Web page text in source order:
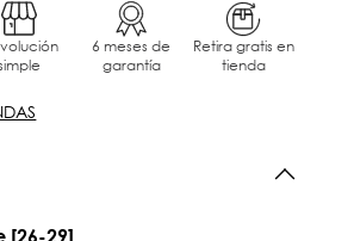
6 meses de
garantía
Retira gratis en
tienda
[26-29]